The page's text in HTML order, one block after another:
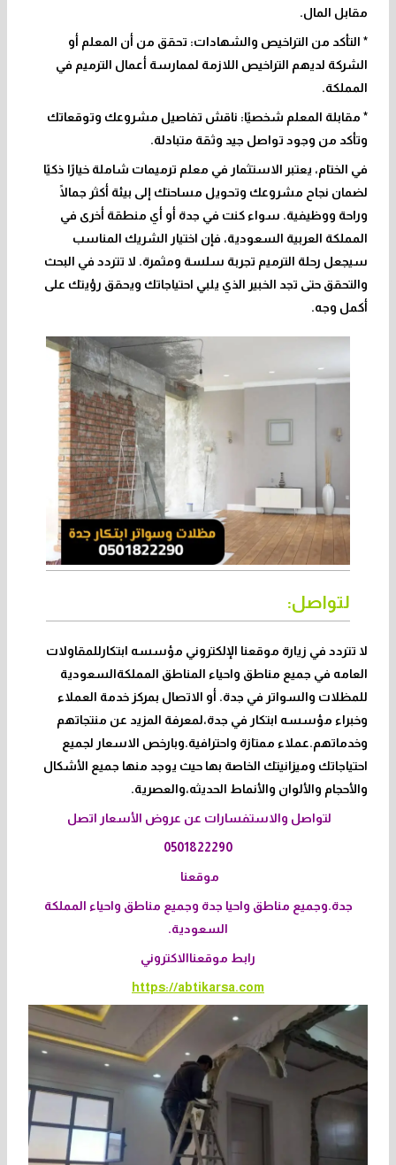
مقابل المال.
* التأكد من التراخيص والشهادات: تحقق من أن المعلم أو
الشركة لديهم التراخيص اللازمة لممارسة أعمال الترميم في
المملكة.
* مقابلة المعلم شخصيًا: ناقش تفاصيل مشروعك وتوقعاتك
وتأكد من وجود تواصل جيد وثقة متبادلة.
في الختام، يعتبر الاستثمار في معلم ترميمات شاملة خيارًا ذكيًا
لضمان نجاح مشروعك وتحويل مساحتك إلى بيئة أكثر جمالًا
وراحة ووظيفية. سواء كنت في جدة أو أي منطقة أخرى في
المملكة العربية السعودية، فإن اختيار الشريك المناسب
سيجعل رحلة الترميم تجربة سلسة ومثمرة. لا تتردد في البحث
والتحقق حتى تجد الخبير الذي يلبي احتياجاتك ويحقق رؤيتك على
أكمل وجه.
لتواصل:
لا تتردد في زيارة موقعنا الإلكتروني مؤسسه ابتكارللمقاولات
العامه في جميع مناطق واحياء المناطق المملكةالسعودية
للمظلات والسواتر في جدة. أو الاتصال بمركز خدمة العملاء
وخبراء مؤسسه ابتكار في جدة،لمعرفة المزيد عن منتجاتهم
وخدماتهم.عملاء ممتازة واحترافية.وبارخص الاسعار لجميع
احتياجاتك وميزانيتك الخاصة بها حيث يوجد منها جميع الأشكال
والأحجام والألوان والأنماط الحديثه،والعصرية.
لتواصل والاستفسارات عن عروض الأسعار اتصل
0501822290
موقعنا
جدة.وجميع مناطق واحيا جدة وجميع مناطق واحياء المملكة
السعودية.
رابط موقعناالاكتروني
https://abtikarsa.com